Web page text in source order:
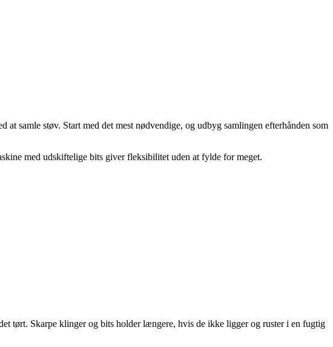
samle støv. Start med det mest nødvendige, og udbyg samlingen efterhånden som
med udskiftelige bits giver fleksibilitet uden at fylde for meget.
tørt. Skarpe klinger og bits holder længere, hvis de ikke ligger og ruster i en fugtig